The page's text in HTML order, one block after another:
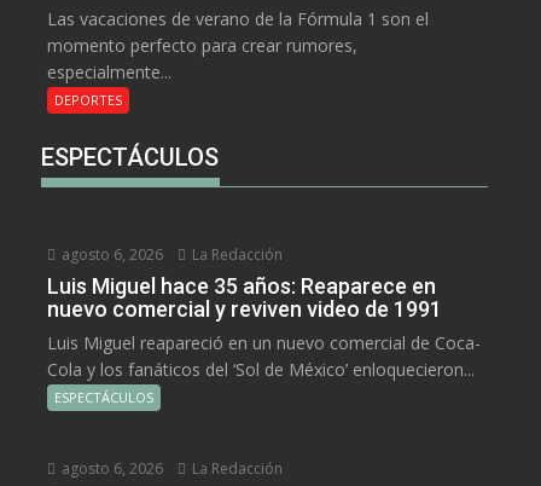
Las vacaciones de verano de la Fórmula 1 son el
momento perfecto para crear rumores,
especialmente...
DEPORTES
ESPECTÁCULOS
agosto 6, 2026 La Redacción
Luis Miguel hace 35 años: Reaparece en
nuevo comercial y reviven video de 1991
Luis Miguel reapareció en un nuevo comercial de Coca-
Cola y los fanáticos del ‘Sol de México’ enloquecieron...
ESPECTÁCULOS
agosto 6, 2026 La Redacción